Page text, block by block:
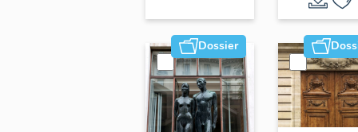
Dhuit
Dossier